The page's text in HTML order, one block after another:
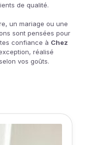
de qualité.
un mariage ou une
sont pensées pour
confiance à Chez
réalisé
vos goûts.